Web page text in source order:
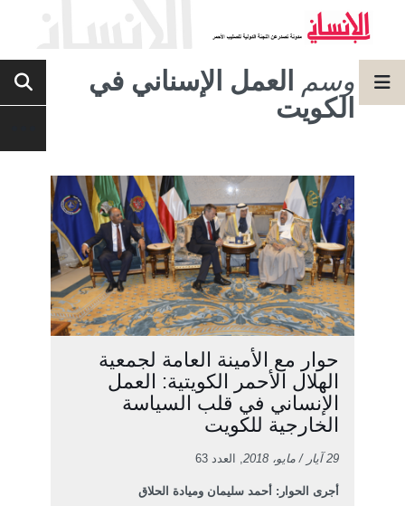
وسم العمل الإسناني في
الكويت
حوار مع الأمينة العامة لجمعية
الهلال الأحمر الكويتية: العمل
الإنساني في قلب السياسة
الخارجية للكويت
29 آيار / مايو، 2018 , العدد 63
أجرى الحوار: أحمد سليمان وميادة الحلاق